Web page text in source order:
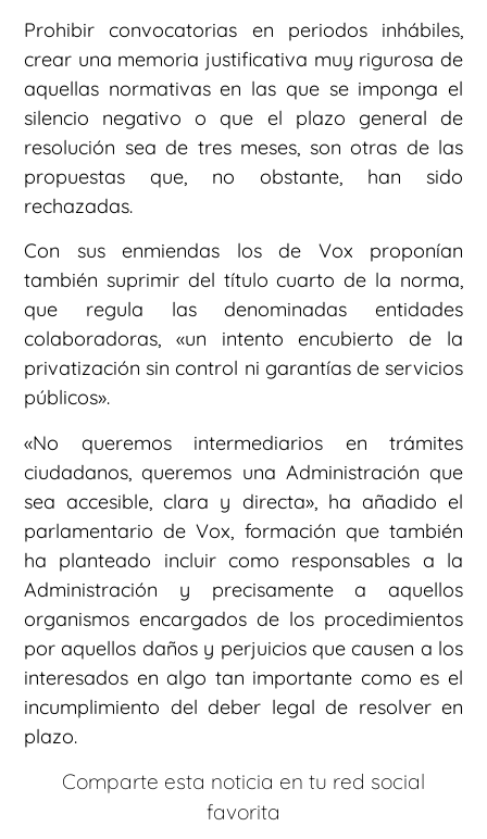
Prohibir convocatorias en periodos inhábiles,
crear una memoria justificativa muy rigurosa de
aquellas normativas en las que se imponga el
silencio negativo o que el plazo general de
resolución sea de tres meses, son otras de las
propuestas que, no obstante, han sido
rechazadas.
Con sus enmiendas los de Vox proponían
también suprimir del título cuarto de la norma,
que regula las denominadas entidades
colaboradoras, «un intento encubierto de la
privatización sin control ni garantías de servicios
públicos».
«No queremos intermediarios en trámites
ciudadanos, queremos una Administración que
sea accesible, clara y directa», ha añadido el
parlamentario de Vox, formación que también
ha planteado incluir como responsables a la
Administración y precisamente a aquellos
organismos encargados de los procedimientos
por aquellos daños y perjuicios que causen a los
interesados en algo tan importante como es el
incumplimiento del deber legal de resolver en
plazo.
Comparte esta noticia en tu red social
favorita